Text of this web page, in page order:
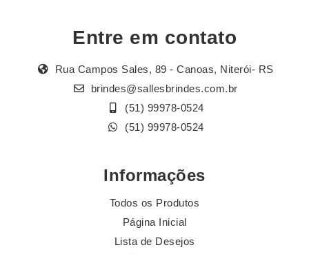
Entre em contato
Rua Campos Sales, 89 - Canoas, Niterói- RS
brindes@sallesbrindes.com.br
(51) 99978-0524
(51) 99978-0524
Informações
Todos os Produtos
Página Inicial
Lista de Desejos